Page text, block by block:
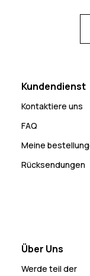
Kundendienst
Kontaktiere uns
FAQ
Meine
Rücksendungen
Über Uns
Werde teil der